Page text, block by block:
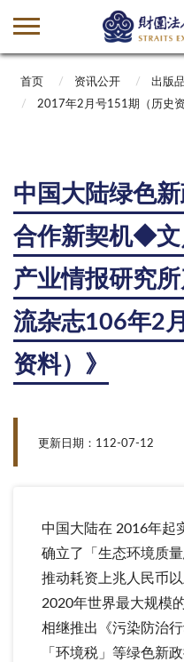
首页 资讯公开 出版品
2017年2月号151期（历史资
中国大陆绿色
合作新契机◆文
产业情报研究
流杂志106年2
资料）》
更新日期：112-07-12
中国大陆在 2016年起
确立了「生态环境质
推动耗资上兆人民币
2020年世界最大规模
相继推出《污染防治
「环境税」等绿色新